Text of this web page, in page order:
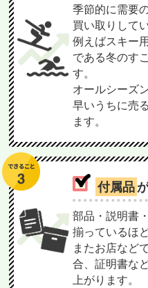
季節的に需要
買い取りして
例えばスキー
である冬のす
す。
オールシーズ
早いうちに売
ます。
付属品
部品・説明書
揃っているほ
またお店など
合、証明書な
上がります。